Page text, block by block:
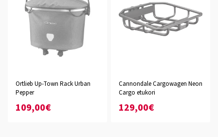
Ortlieb Up-Town Rack Urban
Pepper
109,00€
Cannondale Cargowagen Neon
Cargo etukori
129,00€